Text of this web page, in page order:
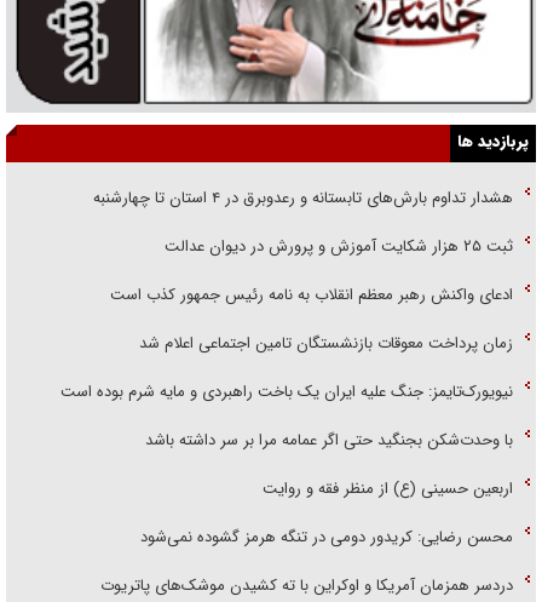
پربازدید ها
هشدار تداوم بارش‌های تابستانه و رعدوبرق در ۴ استان تا چهارشنبه
ثبت ۲۵ هزار شکایت آموزش و پرورش در دیوان عدالت
ادعای واکنش رهبر معظم انقلاب به نامه رئیس جمهور کذب است
زمان پرداخت معوقات بازنشستگان تامین اجتماعی اعلام شد
نیویورک‌تایمز: جنگ علیه ایران یک باخت راهبردی و مایه شرم بوده است
با وحدت‌شکن بجنگید حتی اگر عمامه مرا بر سر داشته باشد
اربعین حسینی (ع) از منظر فقه و روایت
محسن رضایی: کریدور دومی در تنگه هرمز گشوده نمی‌شود
دردسر همزمان آمریکا و اوکراین با ته کشیدن موشک‌های پاتریوت